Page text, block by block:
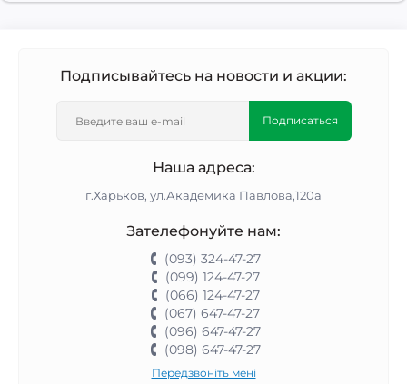
Подписывайтесь на новости и акции:
Подписаться
Наша адреса:
г.Харьков, ул.Академика Павлова,120а
Зателефонуйте нам:
(093) 324-47-27
(099) 124-47-27
(066) 124-47-27
(067) 647-47-27
(096) 647-47-27
(098) 647-47-27
Передзвоніть мені